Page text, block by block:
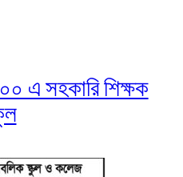
এ সহকারি শিক্ষক